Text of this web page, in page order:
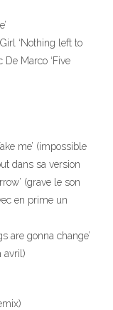
‘Nothing left to
De Marco ‘Five
me’ (impossible
dans sa version
(grave le son
en prime un
are gonna change’
avril)